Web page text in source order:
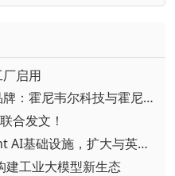
启用
▪ 霍尼韦尔发布分拆后全新品牌：霍尼韦尔科技与霍尼韦尔航空航天
合发文！
▪ ABB通过集成DSX Blueprint AI基础设施，扩大与英伟达的合作
建工业大模型新生态